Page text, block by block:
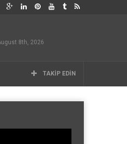
8th, 2026
TAKIP EDIN